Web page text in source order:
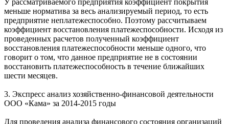
У рассматриваемого предприятия коэффициент покрытия
меньше норматива за весь анализируемый период, то есть
предприятие неплатежеспособно. Поэтому рассчитываем
коэффициент восстановления платежеспособности. Исходя из
проведенных расчетов полученный коэффициент
восстановления платежеспособности меньше одного, что
говорит о том, что данное предприятие не в состоянии
восстановить платежеспособность в течение ближайших
шести месяцев.
3. Экспресс анализ хозяйственно-финансовой деятельности
ООО «Кама» за 2014-2015 годы
Для проведения анализа финансового состояния организаций